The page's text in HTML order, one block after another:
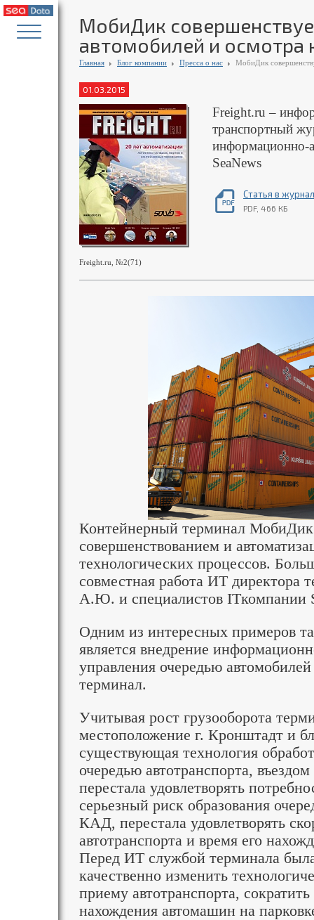
МобиДик
автомобилей и осмотра
Главная Блог компании Пресса о нас МобиДик
01.03.2015
Freight.ru, №2(71)
Freight.ru –
транспортный
информационно-
SeaNews
Статья в
PDF, 466 КБ
Контейнерный терминал МобиДик
совершенствованием и
технологических процессов.
совместная работа ИТ директора
А.Ю. и специалистов ITкомпании
Одним из интересных примеров
является внедрение
управления очередью
терминал.
Учитывая рост грузооборота
местоположение г. Кронштадт и
существующая технология
очередью автотранспорта,
перестала удовлетворять
серьезный риск образования
КАД, перестала удовлетворять
автотранспорта и время его
Перед ИТ службой терминала
качественно изменить
приему автотранспорта,
нахождения автомашин на